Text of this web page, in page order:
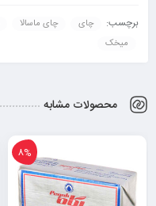
برچسب: چای چای ماسالا
میخک
محصولات مشابه
8%